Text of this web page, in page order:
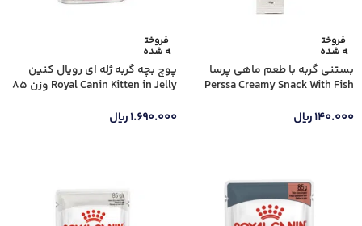
فروخت
ه شده
بستنی گربه با طعم ماهی پرسا
Perssa Creamy Snack With Fish
۱۴۰.۰۰۰ریال
فروخت
ه شده
پوچ بچه گربه ژله ای رویال کنین
Royal Canin Kitten in Jelly وزن 85
۱.۶۹۰.۰۰۰ریال